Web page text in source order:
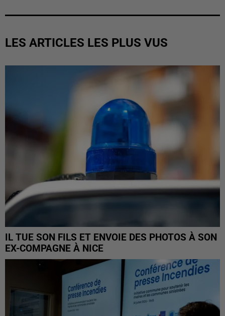
LES ARTICLES LES PLUS VUS
IL TUE SON FILS ET ENVOIE DES PHOTOS À SON
EX-COMPAGNE À NICE